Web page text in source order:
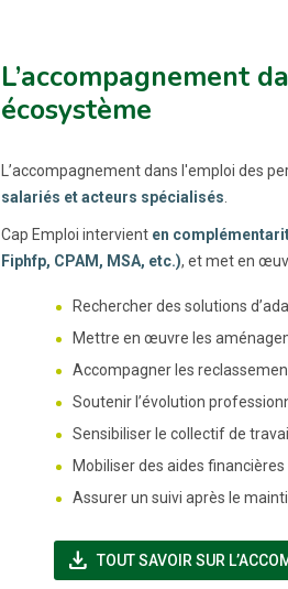
L’accompagnement
écosystème
L’accompagnement dans l'emploi des
salariés et acteurs spécialisés.
Cap Emploi intervient en
Fiphfp, CPAM, MSA, etc.), et met en
Rechercher des solutions
Mettre en œuvre les
Accompagner les
Soutenir l’évolution
Sensibiliser le collectif de travail
Mobiliser des aides
Assurer un suivi après le
file_download TOUT SAVOIR SUR